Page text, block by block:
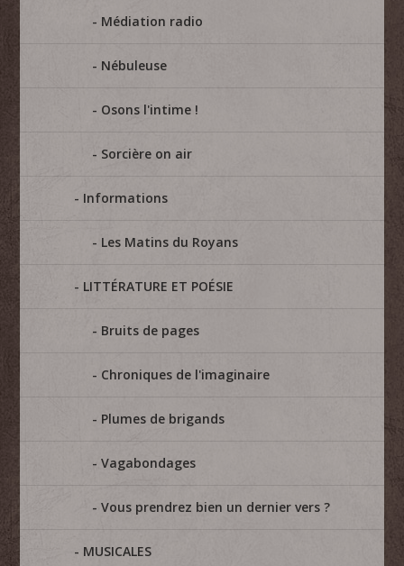
Médiation radio
Nébuleuse
Osons l'intime !
Sorcière on air
Informations
Les Matins du Royans
LITTÉRATURE ET POÉSIE
Bruits de pages
Chroniques de l'imaginaire
Plumes de brigands
Vagabondages
Vous prendrez bien un dernier vers ?
MUSICALES